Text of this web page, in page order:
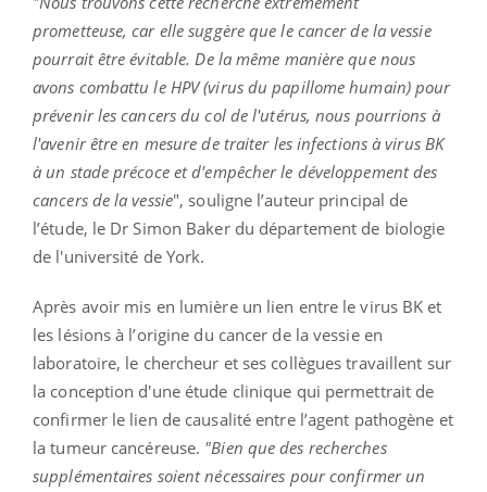
prometteuse, car elle suggère que le cancer de la vessie
pourrait être évitable. De la même manière que nous
avons combattu le HPV (virus du papillome humain) pour
prévenir les cancers du col de l'utérus, nous pourrions à
l'avenir être en mesure de traiter les infections à virus BK
à un stade précoce et d'empêcher le développement des
cancers de la vessie", souligne l’auteur principal de
l’étude, le Dr Simon Baker du département de biologie
de l'université de York.
Après avoir mis en lumière un lien entre le virus BK et
les lésions à l’origine du cancer de la vessie en
laboratoire, le chercheur et ses collègues travaillent sur
la conception d'une étude clinique qui permettrait de
confirmer le lien de causalité entre l’agent pathogène et
la tumeur cancéreuse. "Bien que des recherches
supplémentaires soient nécessaires pour confirmer un